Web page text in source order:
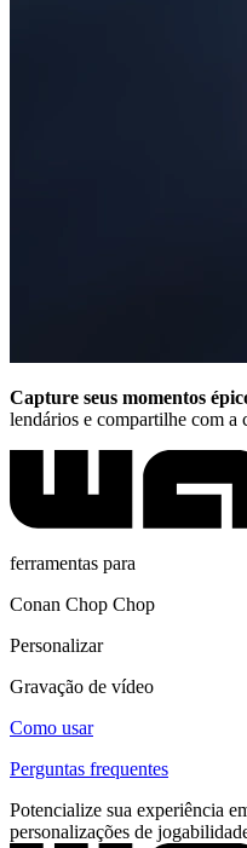
Capture seus momentos
lendários e compartilhe com
ferramentas para
Conan Chop Chop
Personalizar
Gravação de vídeo
Como usar
Perguntas frequentes
Potencialize sua experiência
personalizações de